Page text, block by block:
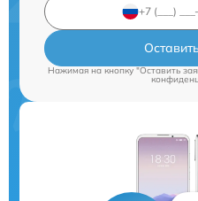
Нажимая на кнопку "Оставить